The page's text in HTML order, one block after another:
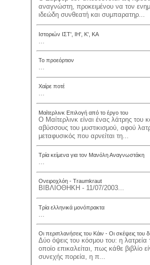
αναγνώστη, προκειμένου να τον
ιδεώδη συνθεατή και συμπαρατηρ...
Ιστοριών ΙΣΤ', ΙΗ', Κ', ΚΑ
Το προεόρτιον
...
Χαίρε ποτέ
...
Μαίτερλινκ Επιλογή από το έργο του
Ο Μαίτερλινκ είναι ένας λάτρης του
αβύσσους του μυστικισμού, αφού
μεταφυσικός που αρνείται τη...
Τρία κείμενα για τον Μανόλη Αναγνωστάκη
...
Ονειροχλόη - Traumkraut
ΒΙΒΛΙΟΘΗΚΗ - 11/07/2003...
Τρία ελληνικά μονόπρακτα
Οι περιπλανήσεις του Κάιν - Οι σκέψεις του
Δύο όψεις του κόσμου του: η
οποίο επικαλείται, πως κάθε
συνεχής πορεία, η π...